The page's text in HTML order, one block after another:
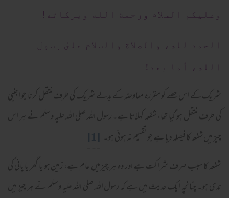
وعلیکم السلام ورحمة الله وبرکاته!
الحمد لله، والصلاة والسلام علىٰ رسول
الله، أما بعد!
شریک کے اس حصے کو مقررہ معاوضہ کے بدلے شریک کی طرف منتقل کرنا جو اجنبی
کی طرف منتقل ہو گیا تھا، شفعہ کہلاتا ہے۔ رسول اللہ صلی اللہ علیہ وسلم نے ہر اس
چیز میں شفعہ کا فیصلہ دیا ہے جو تقسیم نہ ہوئی ہو۔ [1]
شفعہ کا سبب صرف شراکت ہے اور وہ ہر چیز میں عام ہے، زمین ہو یا گھر یا پانی کی
ندی ہو۔ چنانچہ ایک حدیث میں ہے کہ رسول اللہ صلی اللہ علیہ وسلم نے ہر چیز میں